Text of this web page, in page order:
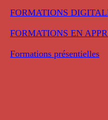
FORMATIONS
FORMATIONS EN
Formations présentielles